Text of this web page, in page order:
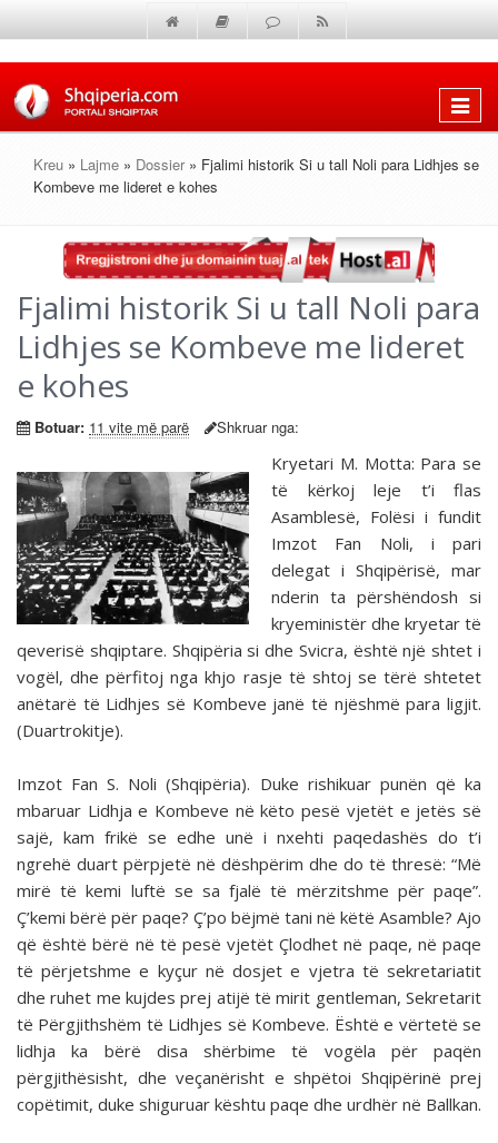
Shfaq
Kreu » Lajme » Dossier » Fjalimi historik Si u tall Noli para Lidhjes se
Kombeve me lideret e kohes
Fjalimi historik Si u tall Noli para
Lidhjes se Kombeve me lideret
e kohes
Botuar: 11 vite më parë Shkruar nga:
Kryetari M. Motta: Para se
të kërkoj leje t’i flas
Asamblesë, Folësi i fundit
Imzot Fan Noli, i pari
delegat i Shqipërisë, mar
nderin ta përshëndosh si
kryeministër dhe kryetar të
qeverisë shqiptare. Shqipëria si dhe Svicra, është një shtet i
vogël, dhe përfitoj nga khjo rasje të shtoj se tërë shtetet
anëtarë të Lidhjes së Kombeve janë të njëshmë para ligjit.
(Duartrokitje).
Imzot Fan S. Noli (Shqipëria). Duke rishikuar punën që ka
mbaruar Lidhja e Kombeve në këto pesë vjetët e jetës së
sajë, kam frikë se edhe unë i nxehti paqedashës do t’i
ngrehë duart përpjetë në dëshpërim dhe do të thresë: “Më
mirë të kemi luftë se sa fjalë të mërzitshme për paqe”.
Ç’kemi bërë për paqe? Ç’po bëjmë tani në këtë Asamble? Ajo
që është bërë në të pesë vjetët Çlodhet në paqe, në paqe
të përjetshme e kyçur në dosjet e vjetra të sekretariatit
dhe ruhet me kujdes prej atijë të mirit gentleman, Sekretarit
të Përgjithshëm të Lidhjes së Kombeve. Është e vërtetë se
lidhja ka bërë disa shërbime të vogëla për paqën
përgjithësisht, dhe veçanërisht e shpëtoi Shqipërinë prej
copëtimit, duke shiguruar kështu paqe dhe urdhër në Ballkan.